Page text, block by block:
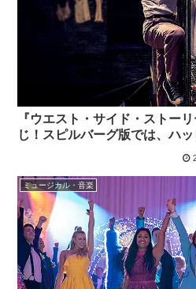
『ウエスト・サイド・ストー
じ！スピルバーグ版では、ハ
ミュージカル・音楽